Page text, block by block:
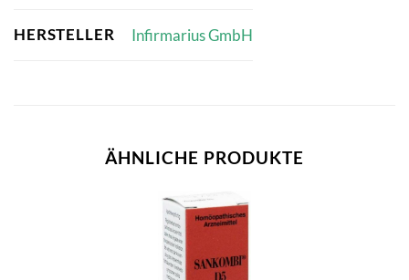
HERSTELLER Infirmarius GmbH
ÄHNLICHE PRODUKTE